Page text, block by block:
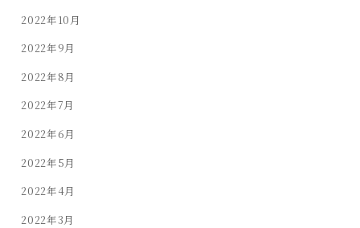
2022年10月
2022年9月
2022年8月
2022年7月
2022年6月
2022年5月
2022年4月
2022年3月